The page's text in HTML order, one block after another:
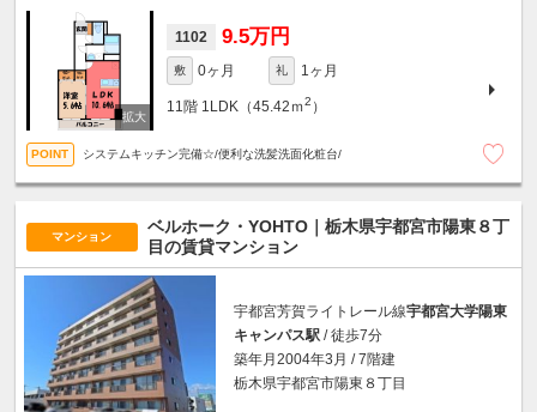
1102 9.5万円
敷 0ヶ月 礼 1ヶ月
11階 1LDK（45.42ｍ2 ）
システムキッチン完備☆/便利な洗髪洗面化粧台/
マンション
ベルホーク・YOHTO｜栃木県宇都宮市陽東８丁
目の賃貸マンション
宇都宮芳賀ライトレール線宇都宮大学陽東
キャンパス駅 / 徒歩7分
築年月2004年3月 / 7階建
栃木県宇都宮市陽東８丁目